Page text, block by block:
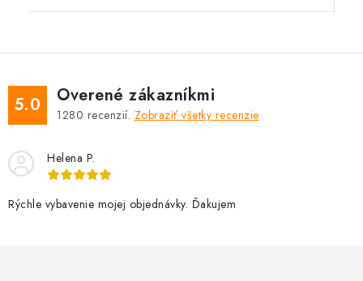
5.0 Overené zákazníkmi
1280 recenzií. Zobraziť všetky recenzie
Helena P.
Rýchle vybavenie mojej objednávky. Ďakujem